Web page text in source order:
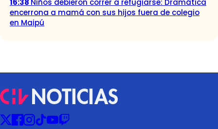
16:38 Niños debieron correr a refugiarse: Dramática
encerrona a mamá con sus hijos fuera de colegio
en Maipú